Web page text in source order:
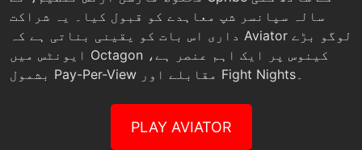
سالہ سپانسر شپ معاہدے کو قبول کیا۔ یہ شراکت
داری اس بات کو یقینی بناتی ہے کہ Aviator لوگو بڑے
ایونٹس میں Octagon کینوس پر ایک اہم عنصر ہے،
بشمول Pay-Per-View مقابلے اور Fight Nights۔
PLAY AVIATOR